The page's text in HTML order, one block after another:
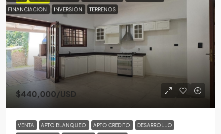
FINANCIACION
INVERSION TERRENOS
$440,000/USD
VENTA APTO BLANQUEO APTO CREDITO DESARROLLO